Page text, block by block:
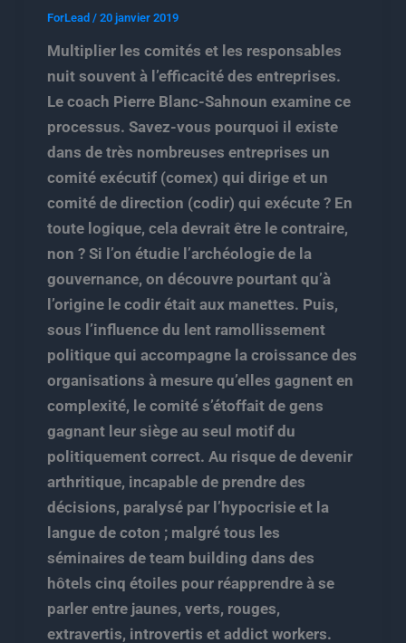
ForLead / 20 janvier 2019
Multiplier les comités et les responsables
nuit souvent à l’efficacité des entreprises.
Le coach Pierre Blanc-Sahnoun examine ce
processus. Savez-vous pourquoi il existe
dans de très nombreuses entreprises un
comité exécutif (comex) qui dirige et un
comité de direction (codir) qui exécute ? En
toute logique, cela devrait être le contraire,
non ? Si l’on étudie l’archéologie de la
gouvernance, on découvre pourtant qu’à
l’origine le codir était aux manettes. Puis,
sous l’influence du lent ramollissement
politique qui accompagne la croissance des
organisations à mesure qu’elles gagnent en
complexité, le comité s’étoffait de gens
gagnant leur siège au seul motif du
politiquement correct. Au risque de devenir
arthritique, incapable de prendre des
décisions, paralysé par l’hypocrisie et la
langue de coton ; malgré tous les
séminaires de team building dans des
hôtels cinq étoiles pour réapprendre à se
parler entre jaunes, verts, rouges,
extravertis, introvertis et addict workers.